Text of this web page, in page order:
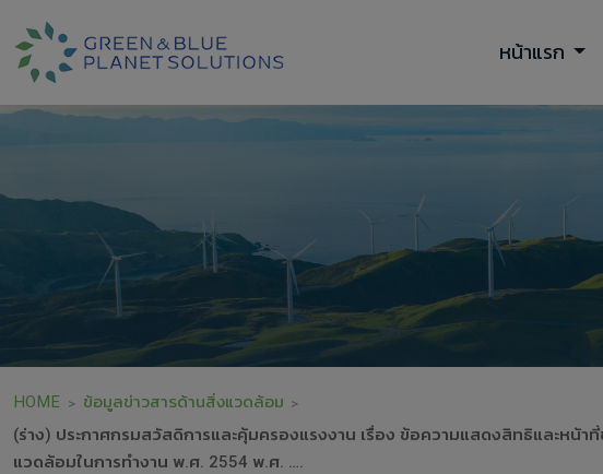
หน้าแรก
HOME > ข้อมูลข่าวสารด้านสิ่งแวดล้อม >
(ร่าง) ประกาศกรมสวัสดิการและคุ้มครองแรงงาน เรื่อง ข้อความแสดงสิทธิและห
แวดล้อมในการทำงาน พ.ศ. 2554 พ.ศ. ….